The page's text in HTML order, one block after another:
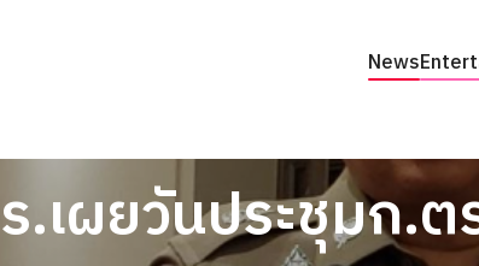
News
เผยวันประชุมก.ต